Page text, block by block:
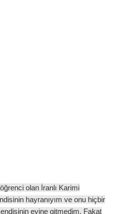
olan İranlı Karimi
hayranıyım ve onu hiçbir
evine gitmedim. Fakat